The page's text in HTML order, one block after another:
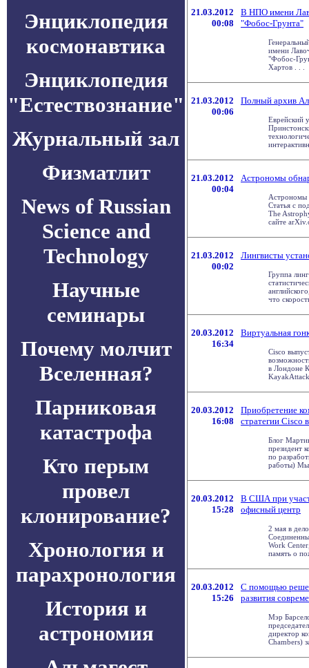
Энциклопедия
космонавтика
Энциклопедия
"Естествознание"
Журнальный зал
Физматлит
News of Russian
Science and
Technology
Научные
семинары
Почему молчит
Вселенная?
Парниковая
катастрофа
Кто перым
провел
клонирование?
Хронология и
парахронология
История и
астрономия
21.03.2012
00:08
В НПО имени
"Фобос-Грунта"
имени
"Фобос-
Хартов . . .
21.03.2012
00:06
Полный архив
Еврейский
21.03.2012
00:04
Астрономы
Астрономы
Статья с
The
сайте
21.03.2012
00:02
Лингвисты
Группа
что
20.03.2012
16:34
Виртуальная
Cisco
в Лондоне
20.03.2012
16:08
Приобретение
стратегии Cisco
Блог
президент
по
работы)
20.03.2012
15:28
В США при
офисный центр
2 мая в
Work
память о
20.03.2012
15:26
С помощью
развития
Мэр
директор
Chambers)